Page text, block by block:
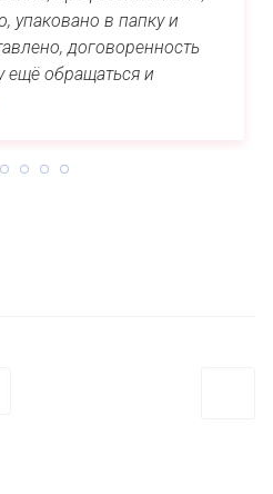
упаковано в папку и
договоренность
ещё обращаться и
Спасибо ...